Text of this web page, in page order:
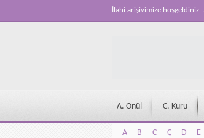
İlahi arişivimize hoşgeldiniz...
A. Önül C. Kuru
A B C Ç D E